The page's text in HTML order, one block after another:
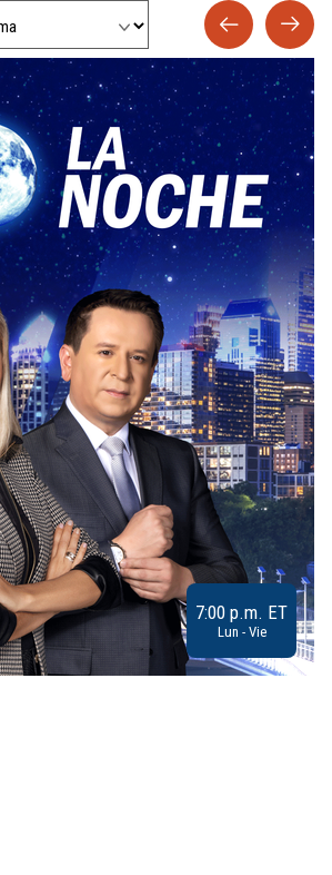
7:00 p.m. ET
Lun - Vie